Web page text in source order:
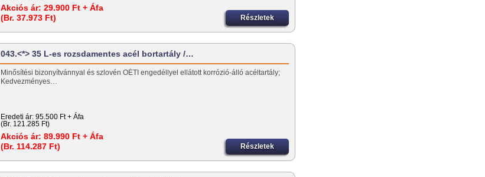
Akciós ár: 29.900 Ft + Áfa
(Br. 37.973 Ft)
Részletek
043.<*> 35 L-es rozsdamentes acél bortartály /…
Minősítési bizonyítvánnyal és szlovén OÉTI engedéllyel ellátott korrózió-álló acéltartály;
Kedvezményes…
Eredeti ár: 95.500 Ft + Áfa
(Br. 121.285 Ft)
Akciós ár: 89.990 Ft + Áfa
(Br. 114.287 Ft)
Részletek